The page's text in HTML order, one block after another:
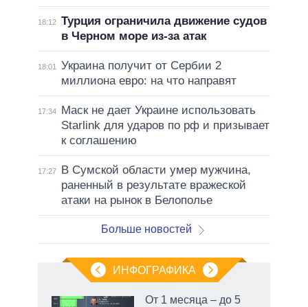
18:12 Турция ограничила движение судов
в Черном море из-за атак
18:01
Украина получит от Сербии 2
миллиона евро: на что направят
17:34
Маск не дает Украине использовать
Starlink для ударов по рф и призывает
к соглашению
17:27
В Сумской области умер мужчина,
раненный в результате вражеской
атаки на рынок в Белополье
Больше новостей
ИНФОГРАФИКА
От 1 месяца – до 5